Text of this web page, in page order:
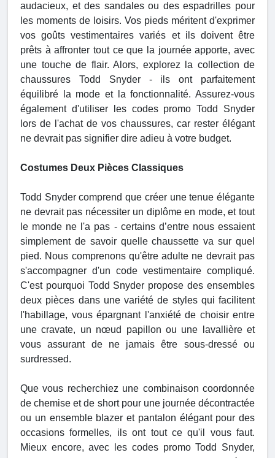
audacieux, et des sandales ou des espadrilles pour
les moments de loisirs. Vos pieds méritent d'exprimer
vos goûts vestimentaires variés et ils doivent être
prêts à affronter tout ce que la journée apporte, avec
une touche de flair. Alors, explorez la collection de
chaussures Todd Snyder - ils ont parfaitement
équilibré la mode et la fonctionnalité. Assurez-vous
également d'utiliser les codes promo Todd Snyder
lors de l'achat de vos chaussures, car rester élégant
ne devrait pas signifier dire adieu à votre budget.
Costumes Deux Pièces Classiques
Todd Snyder comprend que créer une tenue élégante
ne devrait pas nécessiter un diplôme en mode, et tout
le monde ne l'a pas - certains d’entre nous essaient
simplement de savoir quelle chaussette va sur quel
pied. Nous comprenons qu'être adulte ne devrait pas
s'accompagner d'un code vestimentaire compliqué.
C'est pourquoi Todd Snyder propose des ensembles
deux pièces dans une variété de styles qui facilitent
l'habillage, vous épargnant l'anxiété de choisir entre
une cravate, un nœud papillon ou une lavallière et
vous assurant de ne jamais être sous-dressé ou
surdressed.
Que vous recherchiez une combinaison coordonnée
de chemise et de short pour une journée décontractée
ou un ensemble blazer et pantalon élégant pour des
occasions formelles, ils ont tout ce qu'il vous faut.
Mieux encore, avec les codes promo Todd Snyder,